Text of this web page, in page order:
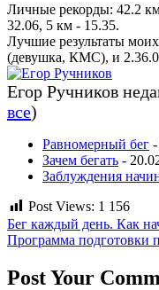
Личные рекорды: 42.2
32.06, 5 км - 15.35.
Лучшие результаты
(девушка, КМС), и
Егор Ручников
все)
Равномерный бег
Зачем бегать -
Заблуждения
Post Views: 1 156
Навигация
по
записям
Бег каждый день. Как
Программа подготовки
Post Your